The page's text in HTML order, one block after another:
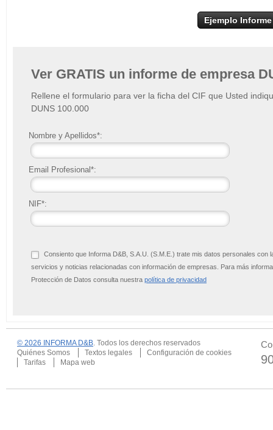
Ejemplo Informe
Ver GRATIS un informe de empresa
Rellene el formulario para ver la ficha del CIF que Usted
DUNS 100.000
Nombre y Apellidos*:
Email Profesional*:
NIF*:
Consiento que Informa D&B, S.A.U. (S.M.E.) trate mis datos personales
servicios y noticias relacionadas con información de empresas. Para más
Protección de Datos consulta nuestra política de privacidad
© 2026 INFORMA D&B. Todos los derechos reservados
Quiénes Somos
Textos legales
Configuración de cookies
Tarifas
Mapa web